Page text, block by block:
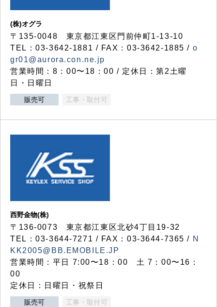
(株)オグラ
〒135-0048 東京都江東区門前仲町1-13-10
TEL：03-3642-1881 / FAX：03-3642-1885 / o
gr01@aurora.con.ne.jp
営業時間：8：00〜18：00 / 定休日：第2土曜
日・日曜日
販売可 工事・取付可
西野金物(株)
〒136-0073 東京都江東区北砂4丁目19-32
TEL：03‐3644‐7271 / FAX：03-3644-7365 / N
KK2005@BB.EMOBILE.JP
営業時間：平日 7:00〜18：00 土 7：00〜16：
00
定休日：日曜日・祝祭日
販売可 工事・取付可